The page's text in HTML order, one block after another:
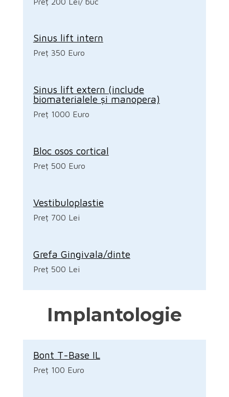
Sinus lift intern
Preț 350 Euro
Sinus lift extern (include
biomaterialele și manopera)
Preț 1000 Euro
Bloc osos cortical
Preț 500 Euro
Vestibuloplastie
Preț 700 Lei
Grefa Gingivala/dinte
Preț 500 Lei
Implantologie
Bont T-Base IL
Preț 100 Euro